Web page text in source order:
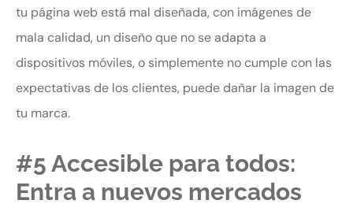
tu página web está mal diseñada, con imágenes de
mala calidad, un diseño que no se adapta a
dispositivos móviles, o simplemente no cumple con las
expectativas de los clientes, puede dañar la imagen de
tu marca.
#5 Accesible para todos:
Entra a nuevos mercados